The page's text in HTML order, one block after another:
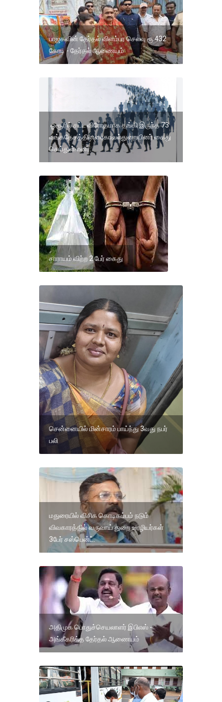
பாஜகவின் தேர்தல் விளம்பர செலவு ரூ.432
கோடி - தேர்தல் ஆணையம்
ஓசூரில் சட்ட விரோதமாக தங்கி இருந்த 73
வங்கதேசத்தினரைகாவல்துறையினர் கைது
செய்துள்ளனர்.
சாராயம் விற்ற 2 பேர் கைது
சென்னையில் மின்சாரம் பாய்ந்து 3வது நபர்
பலி
மதுரையில் விசிக கொடிகம்பம் நடும்
விவகாரத்தில் வருவாய் துறை ஊழியர்கள்
3பேர் சஸ்பென்ட்.
அதிமுக பொதுச்செயலாளர் இபிஎஸ் -
அங்கீகரித்த தேர்தல் ஆணையம்